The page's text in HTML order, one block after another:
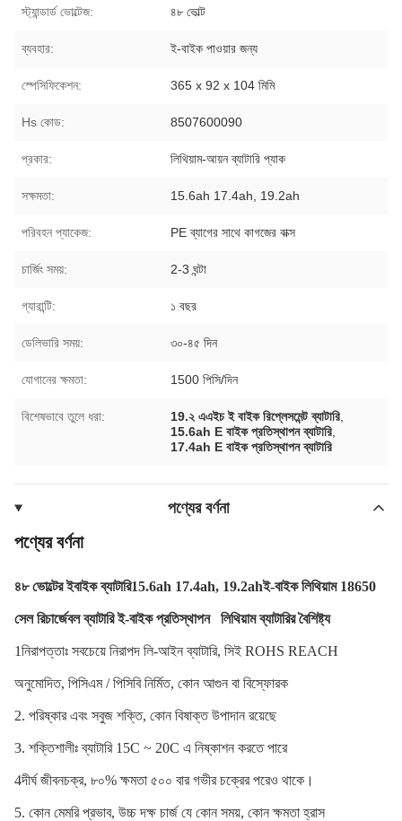
স্ট্যান্ডার্ড ভোল্টেজ: ৪৮ ভোল্ট
ব্যবহার: ই-বাইক পাওয়ার জন্য
স্পেসিফিকেশন: 365 x 92 x 104 মিমি
Hs কোড: 8507600090
প্রকার: লিথিয়াম-আয়ন ব্যাটারি প্যাক
সক্ষমতা: 15.6ah 17.4ah, 19.2ah
পরিবহন প্যাকেজ: PE ব্যাগের সাথে কাগজের বাক্স
চার্জিং সময়: 2-3 ঘন্টা
গ্যারান্টি: ১ বছর
ডেলিভারি সময়: ৩০-৪৫ দিন
যোগানের ক্ষমতা: 1500 পিসি/দিন
বিশেষভাবে তুলে ধরা: 19.২ এএইচ ই বাইক রিপ্লেসমেন্ট ব্যাটারি
15.6ah E বাইক প্রতিস্থাপন ব্যাটারি
17.4ah E বাইক প্রতিস্থাপন ব্যাটারি
পণ্যের বর্ণনা
পণ্যের বর্ণনা
৪৮ ভোল্টের ইবাইক ব্যাটারি15.6ah 17.4ah, 19.2ahই-বাইক লিথিয়াম 18650
সেল রিচার্জেবল ব্যাটারি ই-বাইক প্রতিস্থাপন লিথিয়াম ব্যাটারির বৈশিষ্ট্য
1নিরাপত্তাঃ সবচেয়ে নিরাপদ লি-আইন ব্যাটারি, সিই ROHS REACH
অনুমোদিত, পিসিএম / পিসিবি নির্মিত, কোন আগুন বা বিস্ফোরক
2. পরিষ্কার এবং সবুজ শক্তি, কোন বিষাক্ত উপাদান রয়েছে
3. শক্তিশালীঃ ব্যাটারি 15C ~ 20C এ নিষ্কাশন করতে পারে
4দীর্ঘ জীবনচক্র, ৮০% ক্ষমতা ৫০০ বার গভীর চক্রের পরেও থাকে।
5. কোন মেমরি প্রভাব, উচ্চ দক্ষ চার্জ যে কোন সময়, কোন ক্ষমতা হ্রাস